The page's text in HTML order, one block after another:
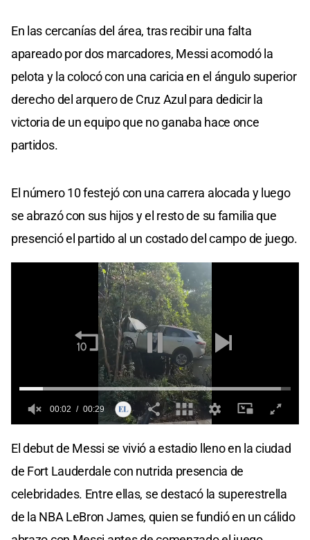
En las cercanías del área, tras recibir una falta
apareado por dos marcadores, Messi acomodó la
pelota y la colocó con una caricia en el ángulo superior
derecho del arquero de Cruz Azul para dedicir la
victoria de un equipo que no ganaba hace once
partidos.
El número 10 festejó con una carrera alocada y luego
se abrazó con sus hijos y el resto de su familia que
presenció el partido al un costado del campo de juego.
El debut de Messi se vivió a estadio lleno en la ciudad
de Fort Lauderdale con nutrida presencia de
celebridades. Entre ellas, se destacó la superestrella
de la NBA LeBron James, quien se fundió en un cálido